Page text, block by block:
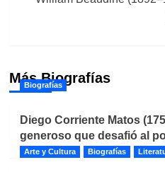
Más Biografías
Biografías
Diego Corriente Matos
generoso que desafió al
Arte y Cultura Biografías